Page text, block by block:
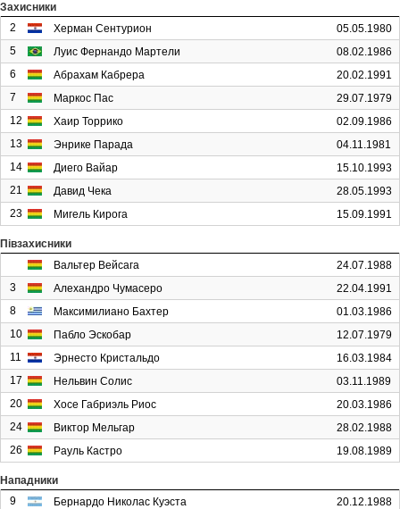
Захисники
2
Херман Сентурион
05.05.1980
5
Луис Фернандо Мартели
08.02.1986
6
Абрахам Кабрера
20.02.1991
7
Маркос Пас
29.07.1979
12
Хаир Торрико
02.09.1986
13
Энрике Парада
04.11.1981
14
Диего Вайар
15.10.1993
21
Давид Чека
28.05.1993
23
Мигель Кирога 15.09.1991
Півзахисники
Вальтер Вейсага
24.07.1988
3
Алехандро Чумасеро
22.04.1991
8
Максимилиано Бахтер
01.03.1986
10
Пабло Эскобар
12.07.1979
11
Эрнесто Кристальдо
16.03.1984
17
Нельвин Солис
03.11.1989
20
Хосе Габриэль Риос
20.03.1986
24
Виктор Мельгар
28.02.1988
26
Рауль Кастро 19.08.1989
Нападники
9
Бернардо Николас Куэста
20.12.1988